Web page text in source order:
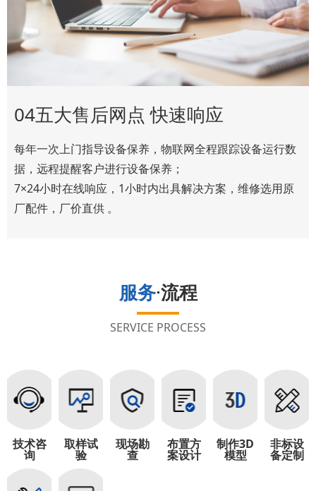
04五大售后网点 快速响应
每年一次上门指导设备保养，物联网全程跟踪设备运行数
据，远程提醒客户进行设备保养；
7×24小时在线响应，1小时内出具解决方案，维修选用原
厂配件，厂价直供 。
服务·流程
SERVICE PROCESS
技术咨
询
取样试
验
现场勘
查
布置方
案设计
制作3D
模型
非标设
备定制